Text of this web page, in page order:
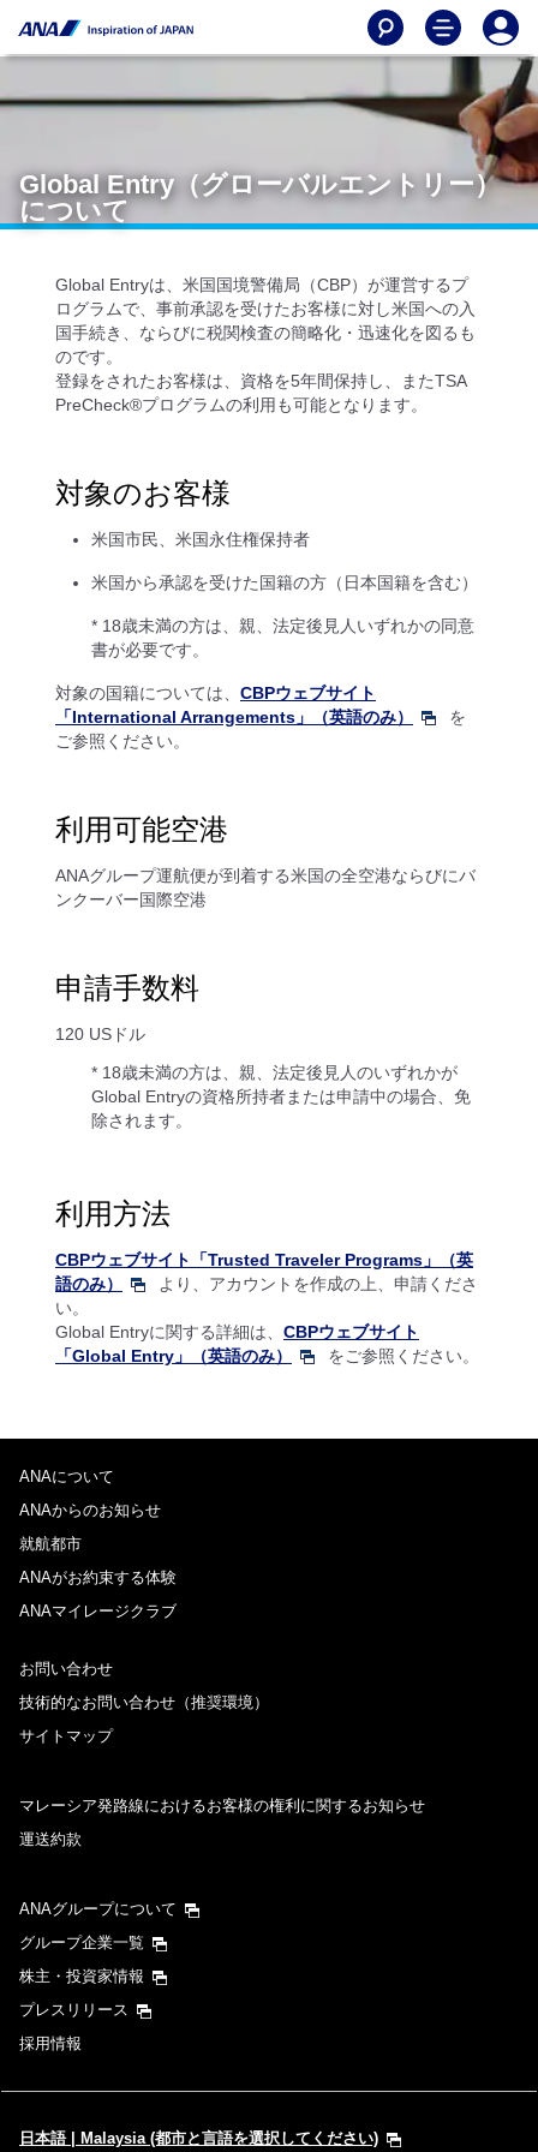
Global Entry（グローバルエントリー）
について
Global Entryは、米国国境警備局（CBP）が運営するプ
ログラムで、事前承認を受けたお客様に対し米国への入
国手続き、ならびに税関検査の簡略化・迅速化を図るも
のです。
登録をされたお客様は、資格を5年間保持し、またTSA
PreCheck®プログラムの利用も可能となります。
対象のお客様
米国市民、米国永住権保持者
米国から承認を受けた国籍の方（日本国籍を含む）
* 18歳未満の方は、親、法定後見人いずれかの同意
書が必要です。
対象の国籍については、 CBPウェブサイト
「International Arrangements」（英語のみ）
を
ご参照ください。
利用可能空港
ANAグループ運航便が到着する米国の全空港ならびにバ
ンクーバー国際空港
申請手数料
120 USドル
* 18歳未満の方は、親、法定後見人のいずれかが
Global Entryの資格所持者または申請中の場合、免
除されます。
利用方法
CBPウェブサイト「Trusted Traveler Programs」（英
語のみ）
より、アカウントを作成の上、申請くださ
い。
Global Entryに関する詳細は、 CBPウェブサイト
「Global Entry」（英語のみ）
をご参照ください。
ANAについて
ANAからのお知らせ
就航都市
ANAがお約束する体験
ANAマイレージクラブ
お問い合わせ
技術的なお問い合わせ（推奨環境）
サイトマップ
マレーシア発路線におけるお客様の権利に関するお知らせ
運送約款
ANAグループについて
グループ企業一覧
株主・投資家情報
プレスリリース
採用情報
日本語 | Malaysia (都市と言語を選択してください)